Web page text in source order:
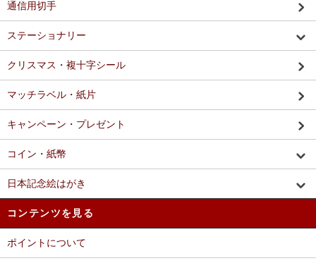
通信用切手
ステーショナリー
クリスマス・複十字シール
マッチラベル・紙片
キャンペーン・プレゼント
コイン・紙幣
日本記念絵はがき
コンテンツを見る
ポイントについて